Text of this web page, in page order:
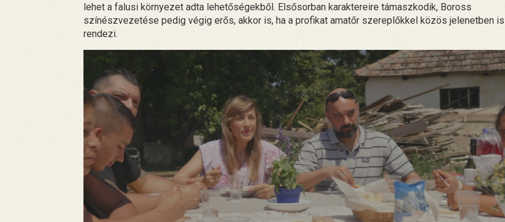
lehet a falusi környezet adta lehetőségekből. Elsősorban karaktereire támaszkodik, Boross
színészvezetése pedig végig erős, akkor is, ha a profikat amatőr szereplőkkel közös jelenetben is
rendezi.